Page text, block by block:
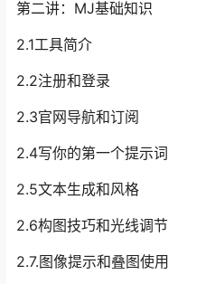
第二讲：MJ基础知识
2.1工具简介
2.2注册和登录
2.3官网导航和订阅
2.4写你的第一个提示词
2.5文本生成和风格
2.6构图技巧和光线调节
2.7.图像提示和叠图使用